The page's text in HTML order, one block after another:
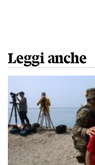
Leggi anche